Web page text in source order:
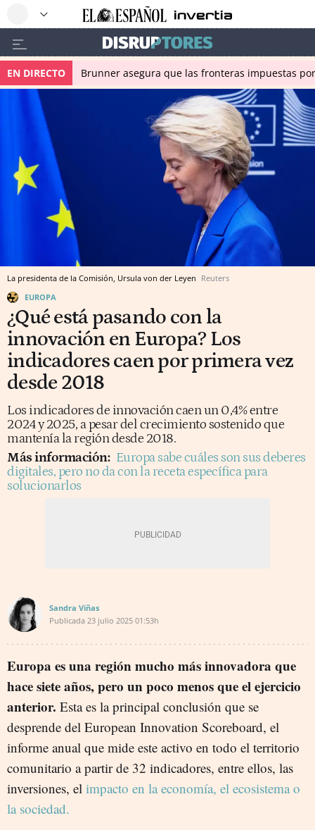
EN DIRECTO Brunner asegura que las fronteras impuestas
La presidenta de la Comisión, Ursula von der Leyen Reuters
EUROPA
¿Qué está pasando con la
innovación en Europa? Los
indicadores caen por primera vez
desde 2018
Los indicadores de innovación caen un 0,4% entre
2024 y 2025, a pesar del crecimiento sostenido que
mantenía la región desde 2018.
Más información: Europa sabe cuáles son sus deberes
digitales, pero no da con la receta específica para
solucionarlos
Sandra Viñas
Publicada 23 julio 2025 01:53h
Europa es una región mucho más innovadora que
hace siete años, pero un poco menos que el ejercicio
anterior. Esta es la principal conclusión que se
desprende del European Innovation Scoreboard, el
informe anual que mide este activo en todo el territorio
comunitario a partir de 32 indicadores, entre ellos, las
inversiones, el impacto en la economía, el ecosistema o
la sociedad.